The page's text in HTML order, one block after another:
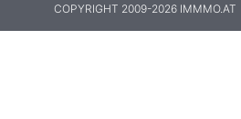
COPYRIGHT 2009-2026 IMMMO.AT